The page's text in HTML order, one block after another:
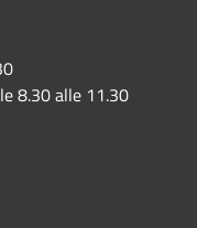
8.30 alle 11.30